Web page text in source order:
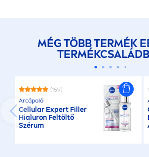
MÉG TÖBB TERMÉK
(159)
Arcápoló
Cellular Expert Filler
Hialuron Feltöltő
Szérum